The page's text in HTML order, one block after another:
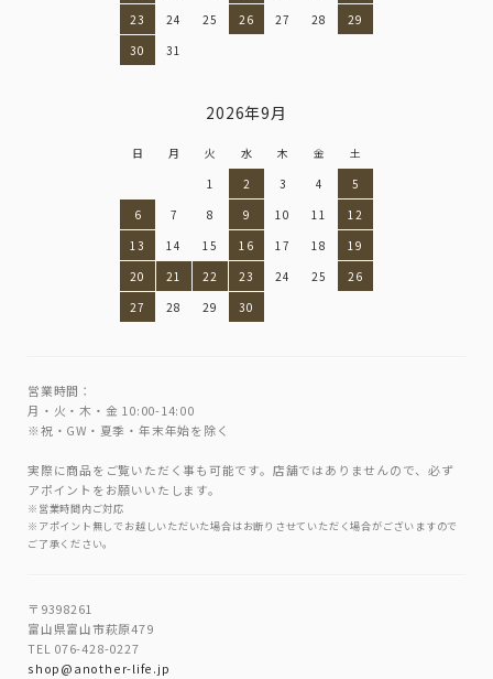
23
24 25 26 27 28
29
30
31
2026年9月
日 月 火 水 木 金
土
1
2 3 4
5
6
7 8 9 10 11
12
13
14 15 16 17 18
19
20
21 22 23 24 25
26
27
28 29 30
営業時間：
月・火・木・金 10:00-14:00
※祝・GW・夏季・年末年始を除く
実際に商品をご覧いただく事も可能です。店舗ではありませんので、必ず
アポイントをお願いいたします。
※営業時間内ご対応
※アポイント無しでお越しいただいた場合はお断りさせていただく場合がございますので
ご了承ください。
〒9398261
富山県富山市萩原479
TEL 076-428-0227
shop@another-life.jp